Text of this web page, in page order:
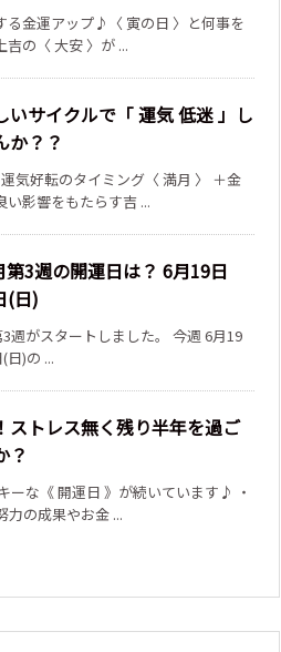
る金運アップ♪〈 寅の日 〉と何事を
吉の〈 大安 〉が ...
いサイクルで「 運気 低迷 」し
か？？
気好転のタイミング〈 満月 〉 ＋金
い影響をもたらす吉 ...
第3週の開運日は？ 6月19日
(日)
週がスタートしました。 今週 6月19
日)の ...
ストレス無く残り半年を過ご
？
ーな《 開運日 》が続いています♪ ・
力の成果やお金 ...